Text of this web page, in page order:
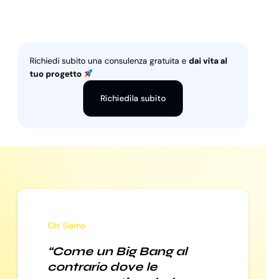
Richiedi subito una consulenza gratuita e dai vita al
tuo progetto
Richiedila subito
Chi Siamo
“Come un Big Bang al
contrario dove le